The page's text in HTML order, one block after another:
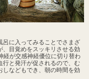
呂に入ってみることでさまざ
、目覚めをスッキリさせる効
が交感神経優位に切り替わ
行と発汗が促されるので、む
しなどもでき、朝の時間を効